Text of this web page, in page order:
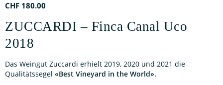
CHF 180.00
ZUCCARDI – Finca Canal Uco
2018
Das Weingut Zuccardi erhielt 2019, 2020 und 2021 die
Qualitätssegel «Best Vineyard in the World».